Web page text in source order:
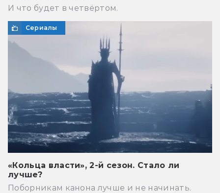
И что будет в четвёртом.
Сериалы
«Кольца власти», 2-й сезон. Стало ли
лучше?
Поборникам канона лучше и не начинать.